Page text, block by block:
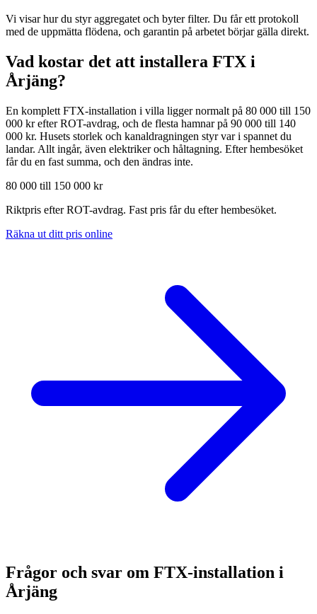
Vi visar hur du styr aggregatet och byter filter. Du får ett protokoll
med de uppmätta flödena, och garantin på arbetet börjar gälla direkt.
Vad kostar det att installera FTX i
Årjäng?
En komplett FTX-installation i villa ligger normalt på 80 000 till 150
000 kr efter ROT-avdrag, och de flesta hamnar på 90 000 till 140
000 kr. Husets storlek och kanaldragningen styr var i spannet du
landar. Allt ingår, även elektriker och håltagning. Efter hembesöket
får du en fast summa, och den ändras inte.
80 000 till 150 000 kr
Riktpris efter ROT-avdrag. Fast pris får du efter hembesöket.
Räkna ut ditt pris online
Frågor och svar om FTX-installation i
Årjäng